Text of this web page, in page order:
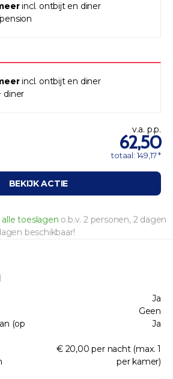
incl. ontbijt en diner
incl. ontbijt en diner
diner
v.a. p.p.
62,50
totaal: 149,17 *
BEKIJK ACTIE
alle toeslagen o.b.v. 2 personen, 2 dagen
beschikbaar!
Ja
Geen
(op
Ja
€ 20,00 per nacht (max. 1
per kamer)